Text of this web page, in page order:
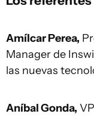
Amílcar Perea,
Manager de
las nuevas
Aníbal Gonda,